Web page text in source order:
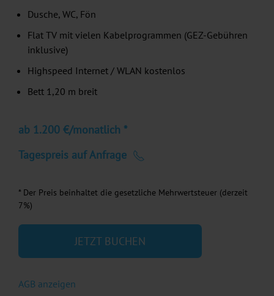
Dusche, WC, Fön
Flat TV mit vielen Kabelprogrammen (GEZ-Gebühren
inklusive)
Highspeed Internet / WLAN kostenlos
Bett 1,20 m breit
ab 1.200 €/monatlich *
Tagespreis auf Anfrage
* Der Preis beinhaltet die gesetzliche Mehrwertsteuer (derzeit
7%)
JETZT BUCHEN
AGB anzeigen